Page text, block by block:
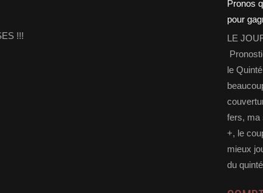
!!!
LE
le
fers, ma
+, le
mieux
du